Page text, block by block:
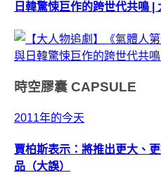
日韓驚悚巨作的跨世代共鳴 |
時空膠囊 CAPSULE
2011年的今天
賈柏斯表示：將推出更大、
品（大誤）